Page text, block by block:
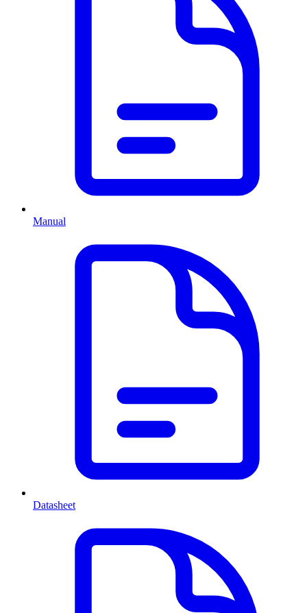
Manual
Datasheet